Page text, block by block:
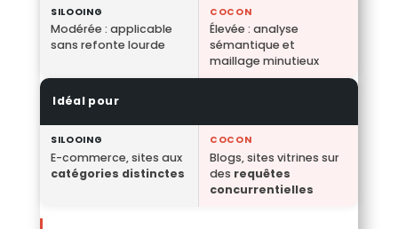
SILOOING
Modérée : applicable
sans refonte lourde
COCON
Élevée : analyse
sémantique et
maillage minutieux
Idéal pour
SILOOING
E-commerce, sites aux
catégories distinctes
COCON
Blogs, sites vitrines sur
des requêtes
concurrentielles